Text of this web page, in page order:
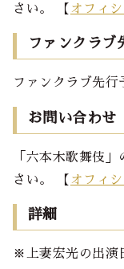
さい。 【 オフィ
ファンクラブ
ファンクラブ先行
お問い合わせ
「六本木歌舞伎
さい。 【 オフィ
詳細
※上妻宏光の出演